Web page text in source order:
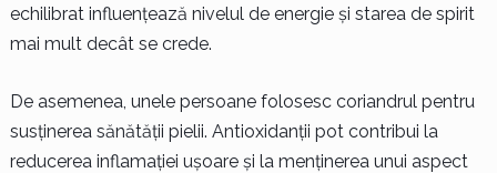
echilibrat influențează nivelul de energie și starea de spirit
mai mult decât se crede.
De asemenea, unele persoane folosesc coriandrul pentru
susținerea sănătății pielii. Antioxidanții pot contribui la
reducerea inflamației ușoare și la menținerea unui aspect